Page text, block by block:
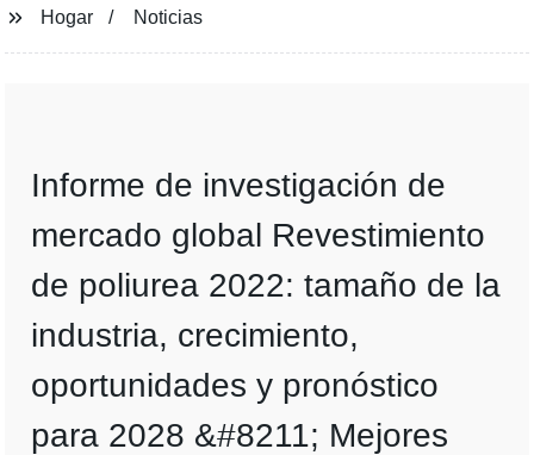
Hogar Noticias
Informe de investigación de
mercado global Revestimiento
de poliurea 2022: tamaño de la
industria, crecimiento,
oportunidades y pronóstico
para 2028 &#8211; Mejores